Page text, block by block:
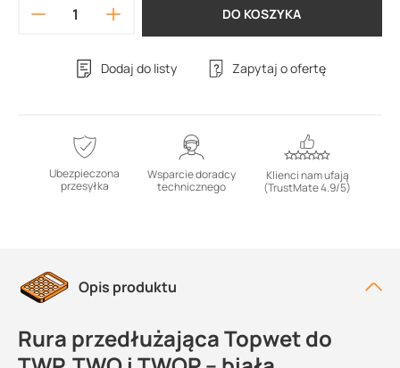
DO KOSZYKA
Dodaj do listy Zapytaj o ofertę
Ubezpieczona
przesyłka
Wsparcie doradcy
technicznego
Klienci nam ufają
(TrustMate 4.9/5)
Opis produktu
Rura przedłużająca Topwet do